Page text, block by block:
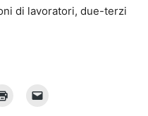
di lavoratori, due-terzi